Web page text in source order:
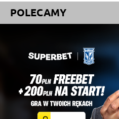
POLECAMY